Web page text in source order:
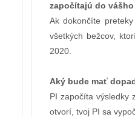
započítajú do vášho
Ak dokončíte
všetkých bežcov,
2020.
Aký bude mať
PI započíta výsledky
otvorí, tvoj PI sa